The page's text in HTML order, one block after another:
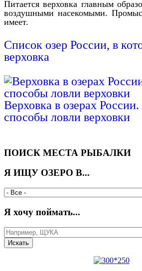
Питается верховка главным
воздушными насекомыми.
имеет.
Список озер России, в
верховка
Верховка в озерах
способы ловли верховки
ПОИСК МЕСТА РЫБАЛКИ
Я ИЩУ ОЗЕРО В...
Я хочу поймать...